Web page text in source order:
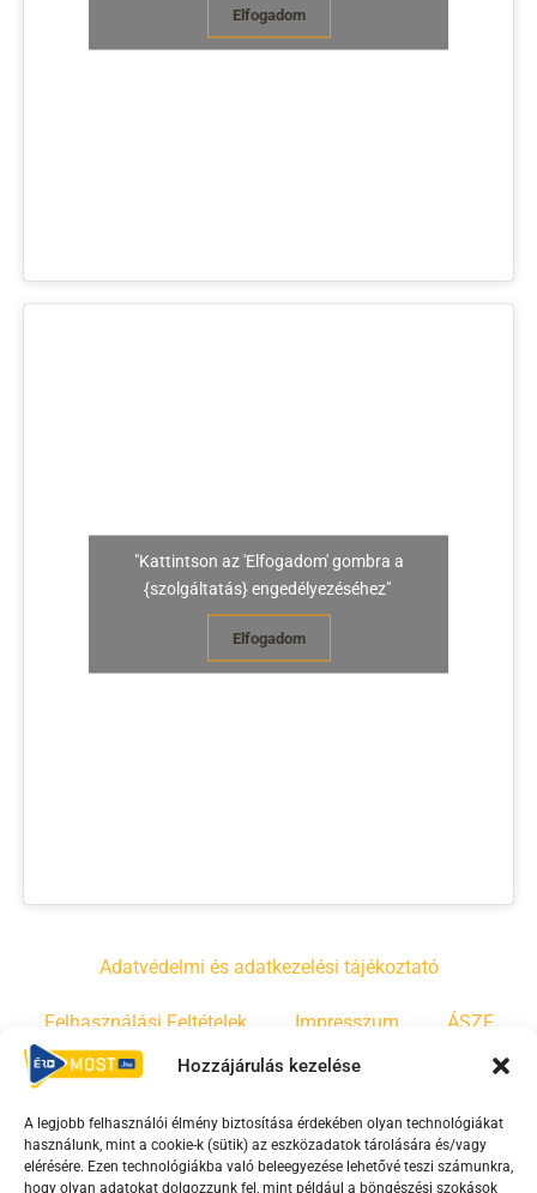
Hozzájárulás kezelése
A legjobb felhasználói élmény biztosítása érdekében olyan technológiákat
használunk, mint a cookie-k (sütik) az eszközadatok tárolására és/vagy
elérésére. Ezen technológiákba való beleegyezése lehetővé teszi számunkra,
hogy olyan adatokat dolgozzunk fel, mint például a böngészési szokások
Elfogadom
"Kattintson az 'Elfogadom' gombra a
{szolgáltatás} engedélyezéséhez"
Elfogadom
Adatvédelmi és adatkezelési tájékoztató
Felhasználási Feltételek Impresszum ÁSZF
Irányelvek Moderálási szabályzat
F
Y
T